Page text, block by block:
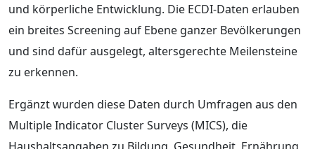
und körperliche Entwicklung. Die ECDI-Daten erlauben
ein breites Screening auf Ebene ganzer Bevölkerungen
und sind dafür ausgelegt, altersgerechte Meilensteine
zu erkennen.
Ergänzt wurden diese Daten durch Umfragen aus den
Multiple Indicator Cluster Surveys (MICS), die
Haushaltsangaben zu Bildung, Gesundheit, Ernährung